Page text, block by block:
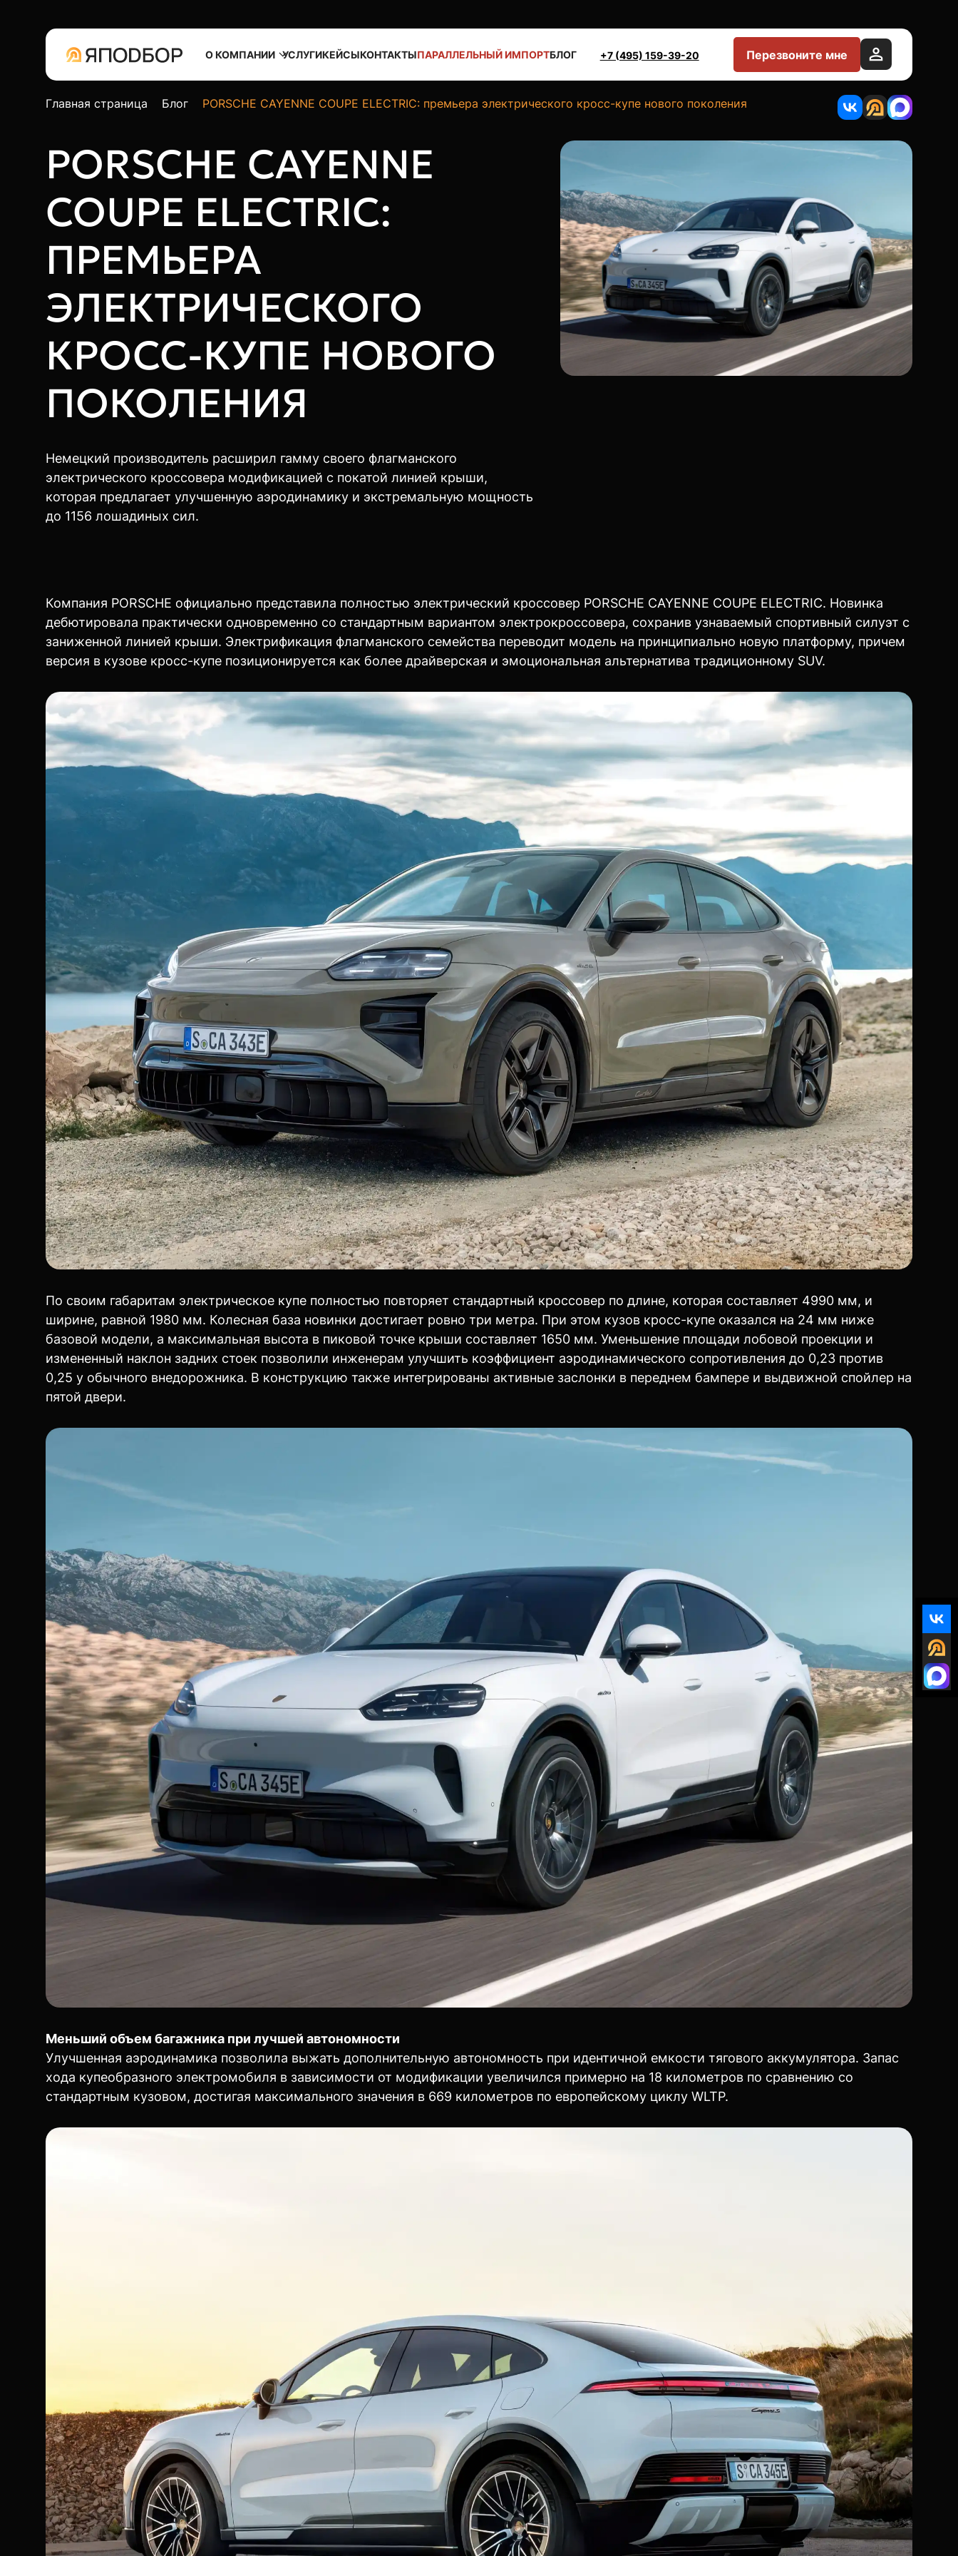
О КОМПАНИИ УСЛУГИКЕЙСЫКОНТАКТЫПАРАЛЛЕЛЬНЫЙ ИМПОРТБЛОГ +7 (495) 159-39-20 Перезвоните мне
Главная страница Блог PORSCHE CAYENNE COUPE ELECTRIC: премьера электрического кросс-купе нового поколения
PORSCHE CAYENNE
COUPE ELECTRIC:
ПРЕМЬЕРА
ЭЛЕКТРИЧЕСКОГО
КРОСС-КУПЕ НОВОГО
ПОКОЛЕНИЯ
Немецкий производитель расширил гамму своего флагманского
электрического кроссовера модификацией с покатой линией крыши,
которая предлагает улучшенную аэродинамику и экстремальную мощность
до 1156 лошадиных сил.
Компания PORSCHE официально представила полностью электрический кроссовер PORSCHE CAYENNE COUPE ELECTRIC. Новинка
дебютировала практически одновременно со стандартным вариантом электрокроссовера, сохранив узнаваемый спортивный силуэт с
заниженной линией крыши. Электрификация флагманского семейства переводит модель на принципиально новую платформу, причем
версия в кузове кросс-купе позиционируется как более драйверская и эмоциональная альтернатива традиционному SUV.
По своим габаритам электрическое купе полностью повторяет стандартный кроссовер по длине, которая составляет 4990 мм, и
ширине, равной 1980 мм. Колесная база новинки достигает ровно три метра. При этом кузов кросс-купе оказался на 24 мм ниже
базовой модели, а максимальная высота в пиковой точке крыши составляет 1650 мм. Уменьшение площади лобовой проекции и
измененный наклон задних стоек позволили инженерам улучшить коэффициент аэродинамического сопротивления до 0,23 против
0,25 у обычного внедорожника. В конструкцию также интегрированы активные заслонки в переднем бампере и выдвижной спойлер на
пятой двери.
Меньший объем багажника при лучшей автономности
Улучшенная аэродинамика позволила выжать дополнительную автономность при идентичной емкости тягового аккумулятора. Запас
хода купеобразного электромобиля в зависимости от модификации увеличился примерно на 18 километров по сравнению со
стандартным кузовом, достигая максимального значения в 669 километров по европейскому циклу WLTP.